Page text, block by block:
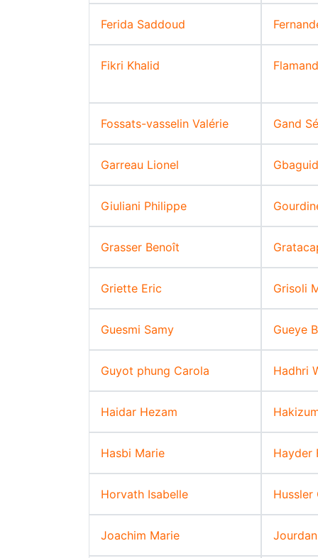
Ferida Saddoud
Fikri Khalid
Fossats-vasselin Valérie Gand
Garreau Lionel
Giuliani Philippe
Grasser Benoît
Griette Eric Grisoli
Guesmi Samy Gueye
Guyot phung Carola Hadhri
Haidar Hezam
Hasbi Marie Hayder
Horvath Isabelle Hussler
Joachim Marie